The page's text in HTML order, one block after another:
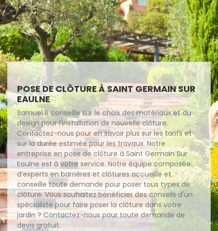
POSE DE CLÔTURE À SAINT GERMAIN SUR
EAULNE
Samuel R conseille sur le choix des matériaux et du
design pour l’installation de nouvelle clôture.
Contactez-nous pour en savoir plus sur les tarifs et
sur la durée estimée pour les travaux. Notre
entreprise en pose de clôture à Saint Germain Sur
Eaulne est à votre service. Notre équipe composée
d’experts en barrières et clôtures accueille et
conseille toute demande pour poser tous types de
clôture. Vous souhaitez bénéficier des conseils d'un
spécialiste pour faire poser la clôture dans votre
jardin ? Contactez-nous pour toute demande de
devis gratuit.